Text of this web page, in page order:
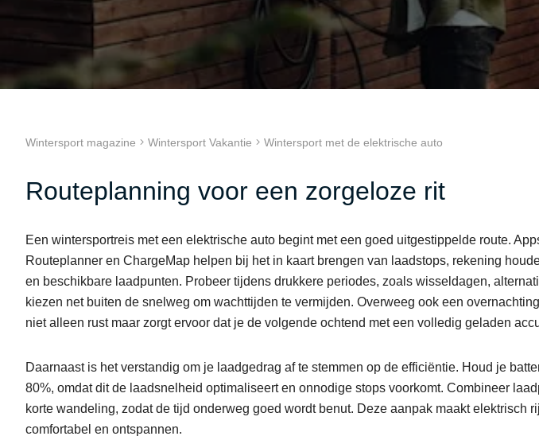
Wintersport magazine Wintersport Vakantie Wintersport met de elektrische auto
Routeplanning voor een zorgeloze rit
Een wintersportreis met een elektrische auto begint met een goed uitgestippelde route.
Routeplanner en ChargeMap helpen bij het in kaart brengen van laadstops, rekening
en beschikbare laadpunten. Probeer tijdens drukkere periodes, zoals wisseldagen,
kiezen net buiten de snelweg om wachttijden te vermijden. Overweeg ook een
niet alleen rust maar zorgt ervoor dat je de volgende ochtend met een volledig geladen
Daarnaast is het verstandig om je laadgedrag af te stemmen op de efficiëntie. Houd je
80%, omdat dit de laadsnelheid optimaliseert en onnodige stops voorkomt. Combineer
korte wandeling, zodat de tijd onderweg goed wordt benut. Deze aanpak maakt elektrisch
comfortabel en ontspannen.